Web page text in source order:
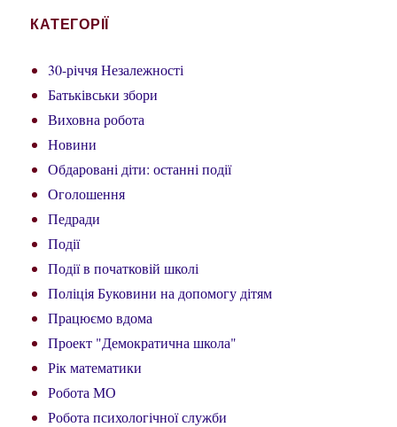
КАТЕГОРІЇ
30-річчя Незалежності
Батьківськи збори
Виховна робота
Новини
Обдаровані діти: останні події
Оголошення
Педради
Події
Події в початковій школі
Поліція Буковини на допомогу дітям
Працюємо вдома
Проект "Демократична школа"
Рік математики
Робота МО
Робота психологічної служби